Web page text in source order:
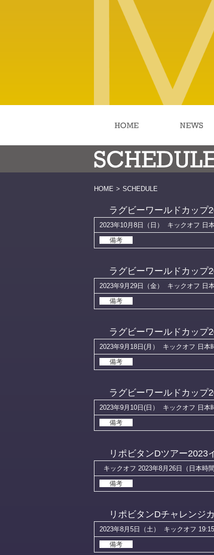
HOME > SCHEDULE
ラグビーワールドカップ
2023年10月8日（日） キックオフ 日
備考
ラグビーワールドカップ
2023年9月29日（金） キックオフ 日
備考
ラグビーワールドカップ
2023年9月18日(月） キックオフ 日
備考
ラグビーワールドカップ
2023年9月10日(日） キックオフ 日本
備考
リポビタンDツアー2023
キックオフ 2023年8月26日（日本時間
備考
リポビタンDチャレンジ
2023年8月5日（土） キックオフ 19:15
備考